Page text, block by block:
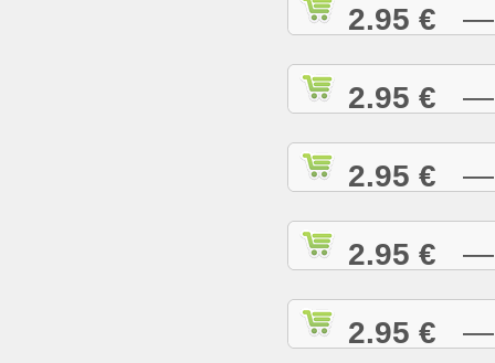
2.95 € —
2.95 € —
2.95 € —
2.95 € —
2.95 € —